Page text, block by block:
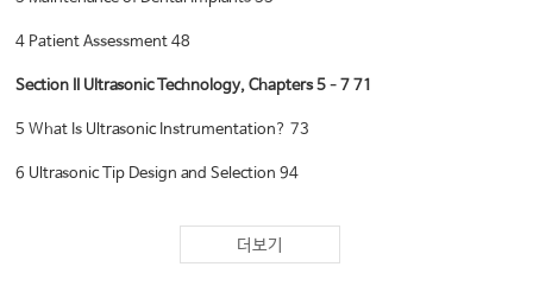
4 Patient Assessment 48
Section II Ultrasonic Technology, Chapters 5–7 71
5 What Is Ultrasonic Instrumentation? 73
6 Ultrasonic Tip Design and Selection 94
Section III Clinical Application, Chapters 8–11 129
더보기